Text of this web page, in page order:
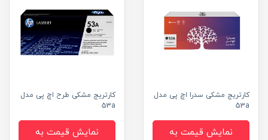
کارتریج مشکی سدرا اچ پی مدل
53a
نمایش قیمت به
کارتریج مشکی طرح اچ پی مدل
53a
نمایش قیمت به